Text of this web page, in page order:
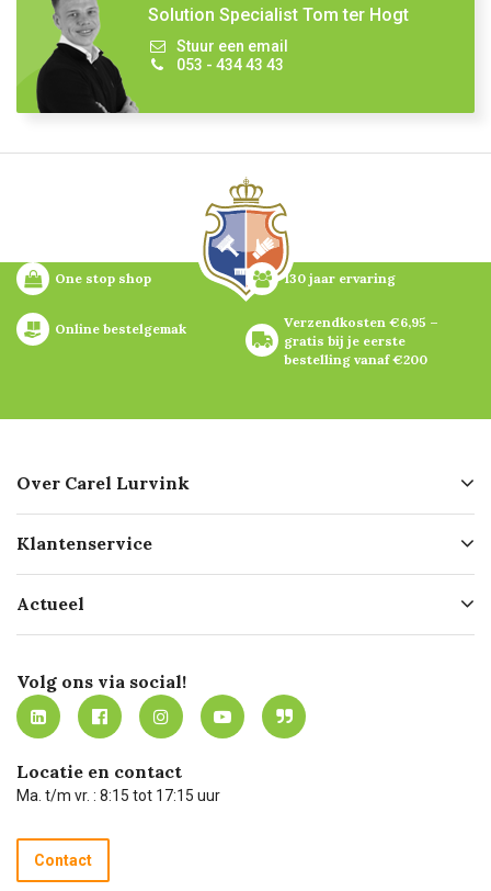
Solution Specialist Tom ter Hogt
Stuur een email
053 - 434 43 43
One stop shop 130 jaar ervaring
Online bestelgemak
Verzendkosten €6,95 –
gratis bij je eerste
bestelling vanaf €200
Over Carel Lurvink
Geschiedenis
Missie
Werken bij Carel Lurvink
MVO
Klantenservice
Bezorgen
Mijn Carel Lurvink
Mijn Carel Lurvink instructievideo's
Carel Lurvink App
Hulp op afstand
Technische dienst
Recycle programma
Betalen
Actueel
Innovation LAB
Tevreden klanten
Carel Lurvink Blog
Carel de podcast
Volg ons via social!
Locatie en contact
Ma. t/m vr. : 8:15 tot 17:15 uur
Contact